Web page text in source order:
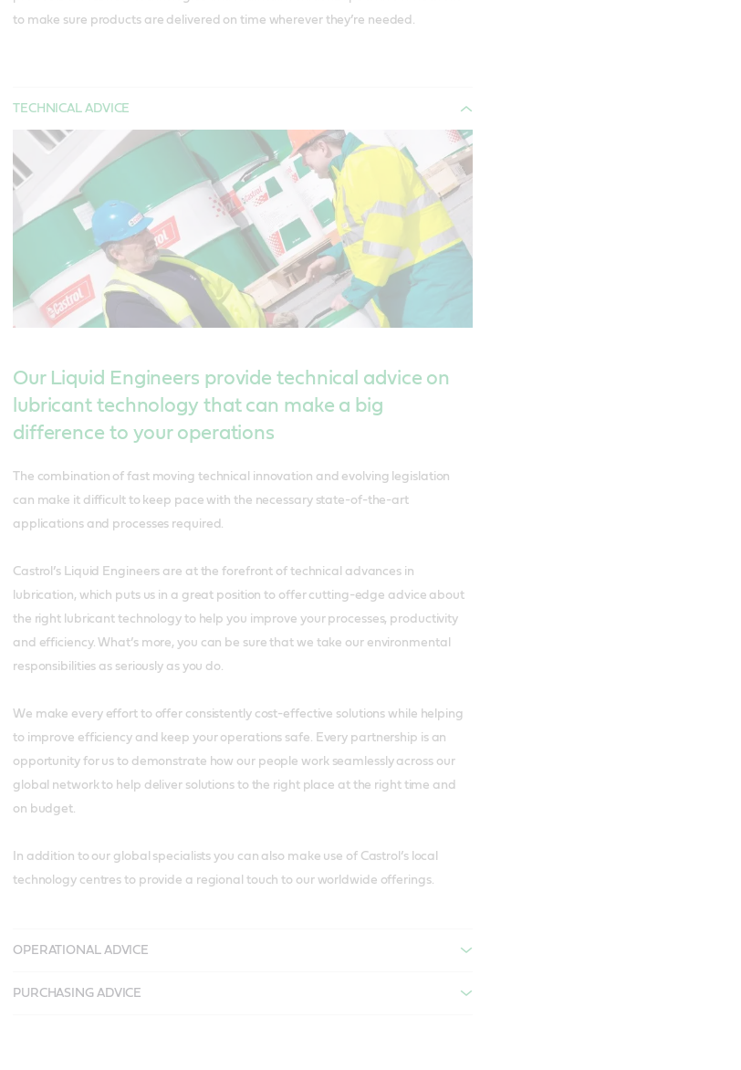
to make sure products are delivered on time wherever they’re needed.
TECHNICAL ADVICE
Our Liquid Engineers provide technical advice on
lubricant technology that can make a big
difference to your operations
The combination of fast moving technical innovation and evolving legislation
can make it difficult to keep pace with the necessary state-of-the-art
applications and processes required.
Castrol’s Liquid Engineers are at the forefront of technical advances in
lubrication, which puts us in a great position to offer cutting-edge advice about
the right lubricant technology to help you improve your processes, productivity
and efficiency. What’s more, you can be sure that we take our environmental
responsibilities as seriously as you do.
We make every effort to offer consistently cost-effective solutions while helping
to improve efficiency and keep your operations safe. Every partnership is an
opportunity for us to demonstrate how our people work seamlessly across our
global network to help deliver solutions to the right place at the right time and
on budget.
In addition to our global specialists you can also make use of Castrol’s local
technology centres to provide a regional touch to our worldwide offerings.
OPERATIONAL ADVICE
PURCHASING ADVICE